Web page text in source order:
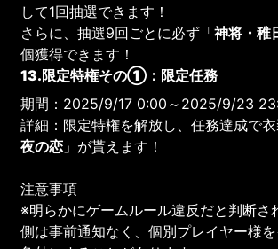
して1回抽選できます！
さらに、抽選9回ごとに必ず「神将・稚
個獲得できます！
13.限定特権その①：限定任務
期間：2025/9/17 0:00～2025/9/23
詳細：限定特権を解放し、任務達成で
夜の恋 」が貰えます！
注意事項
※明らかにゲームルール違反だと判断さ
側は事前通知なく、個別プレイヤー様